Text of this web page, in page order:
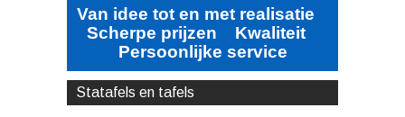
Van idee tot en met realisatie
Scherpe prijzen Kwaliteit
Persoonlijke service
Statafels en tafels